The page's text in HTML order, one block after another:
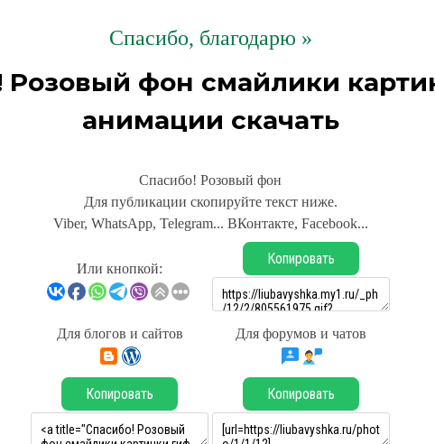
Спасибо, благодарю »
Розовый фон смайлики
анимации скачать
Спасибо! Розовый фон
Для публикации скопируйте текст ниже.
Viber, WhatsApp, Telegram... ВКонтакте, Facebook...
Или кнопкой:
Копировать
Для блогов и сайтов Для форумов и чатов
Копировать Копировать